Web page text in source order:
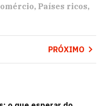
Países ricos
PRÓXIMO